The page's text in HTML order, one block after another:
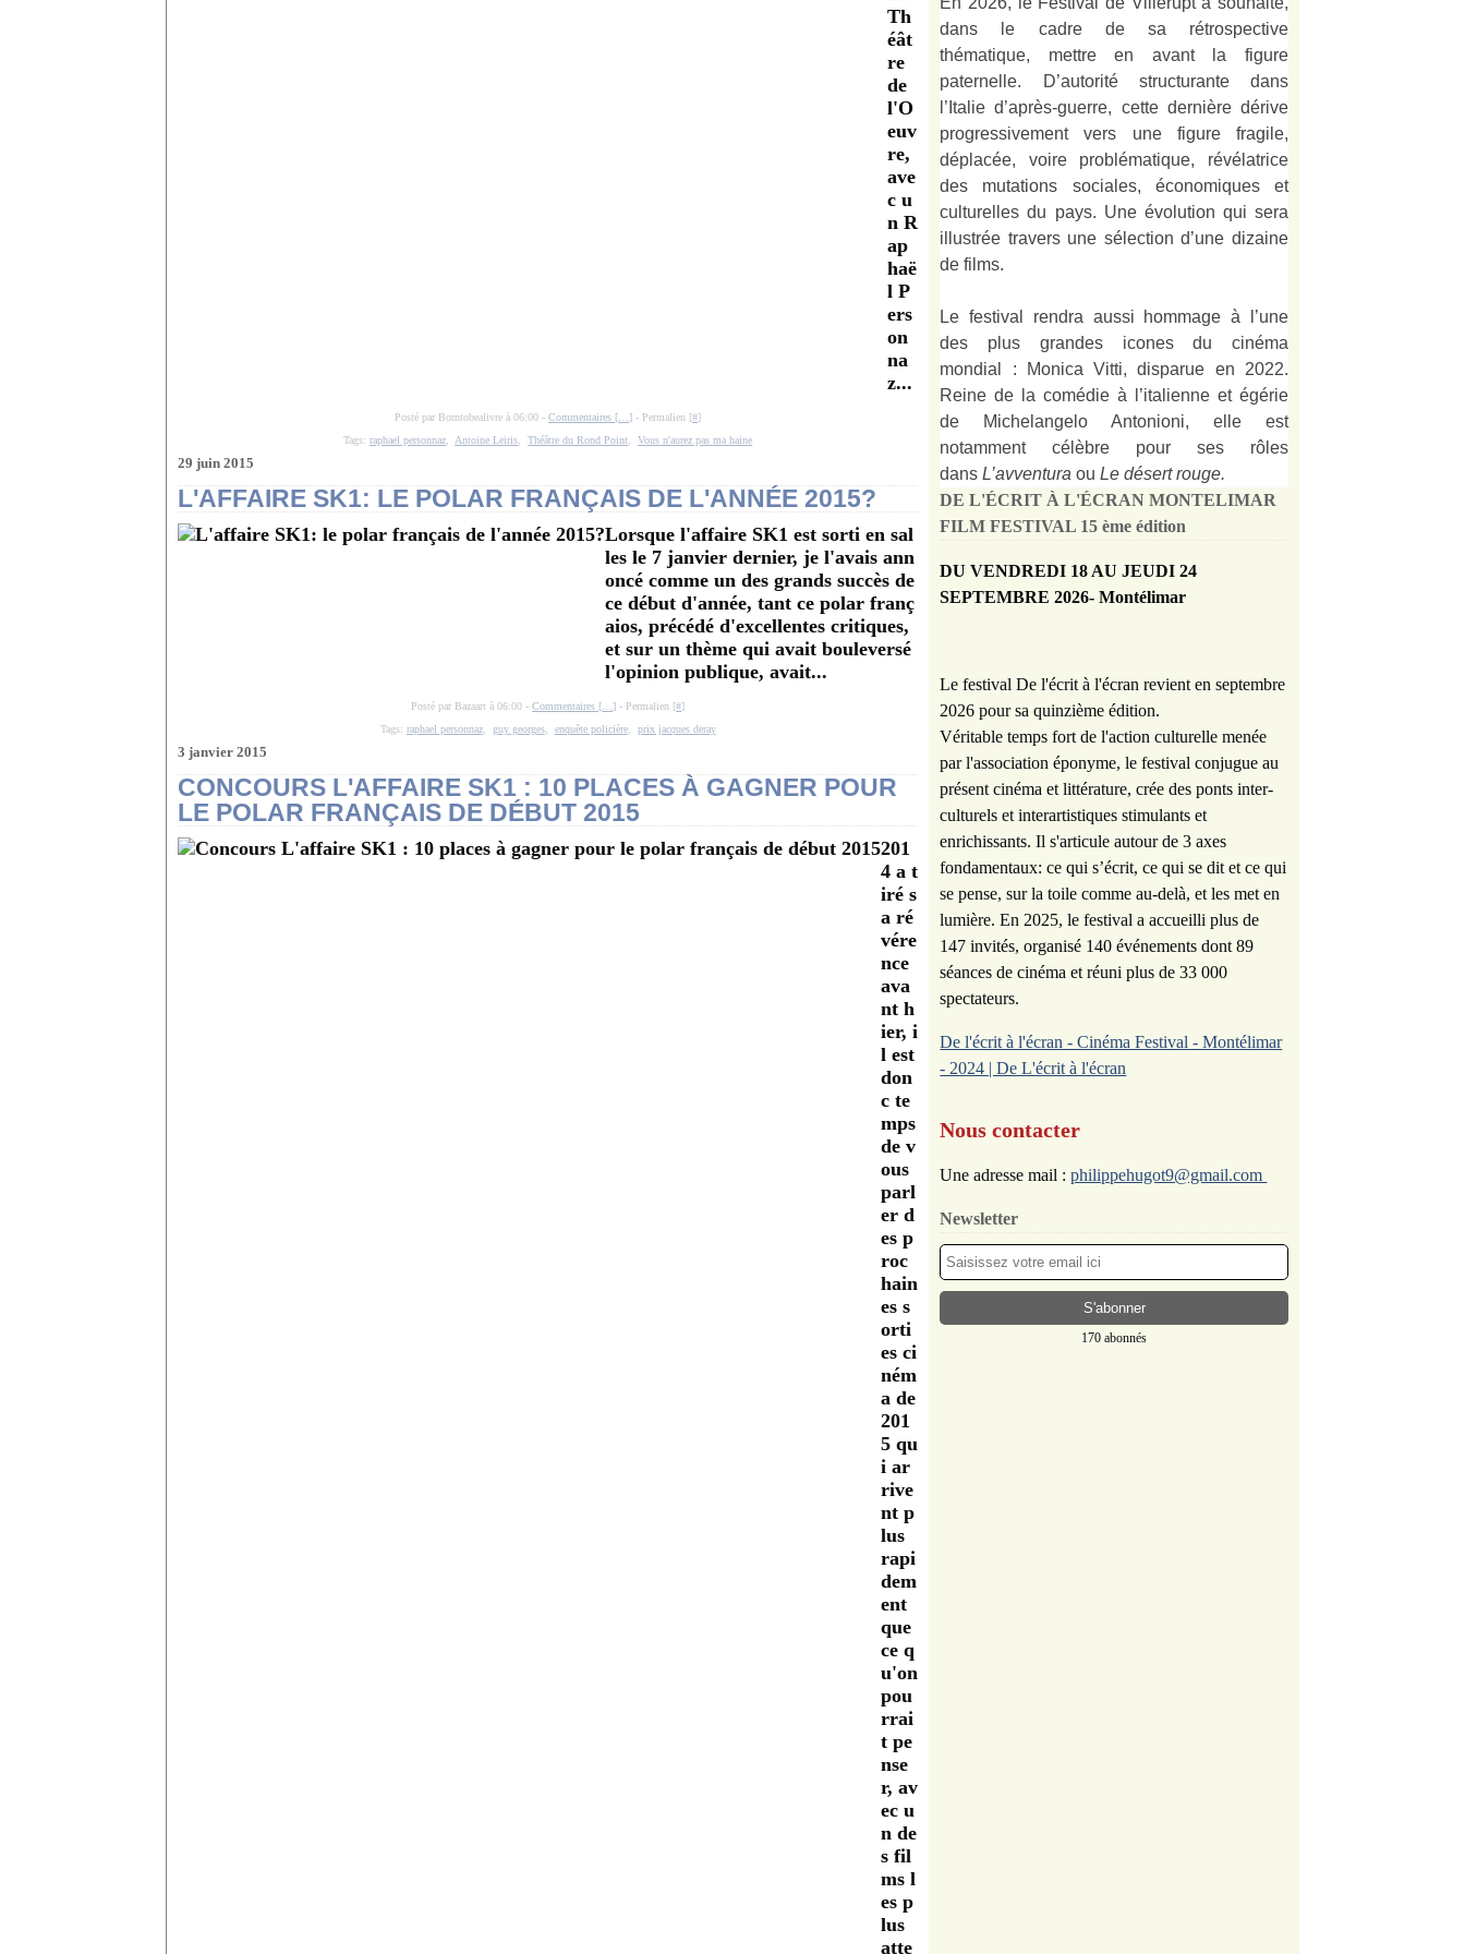
Th
éât
re
de
l'O
euv
re,
ave
c u
n R
ap
haë
l P
ers
on
na
z...
Posté par Borntobealivre à 06:00 -Commentaires [ …] - Permalien [#]
Tags:raphael personnaz Antoine Leiris ,Théâtre du Rond Point ,Vous n'aurez pas ma haine
29 juin 2015
L'AFFAIRE SK1: LE POLAR FRANÇAIS DE L'ANNÉE 2015?
Lorsque l'affaire SK1 est sorti en sal
les le 7 janvier dernier, je l'avais ann
oncé comme un des grands succès de
ce début d'année, tant ce polar franç
aios, précédé d'excellentes critiques,
et sur un thème qui avait bouleversé
l'opinion publique, avait...
Posté par Bazaart à 06:00 -Commentaires [ …] - Permalien [#]
Tags: raphael personnaz, guy georges, enquête policière, prix jacques deray
3 janvier 2015
CONCOURS L'AFFAIRE SK1 : 10 PLACES À GAGNER POUR
LE POLAR FRANÇAIS DE DÉBUT 2015
201
4 a t
iré s
a ré
vére
nce
ava
nt h
ier, i
l est
don
c te
mps
de v
ous
parl
er d
es p
roc
hain
es s
orti
es ci
ném
a de
201
5 qu
i ar
rive
nt p
lus
rapi
dem
ent
que
ce q
u'on
pou
rrai
t pe
nse
r, av
ec u
n de
s fil
ms l
es p
lus
atte
dans le cadre de sa rétrospective
thématique, mettre en avant la figure
paternelle. D’autorité structurante dans
l’Italie d’après-guerre, cette dernière dérive
progressivement vers une figure fragile,
déplacée, voire problématique, révélatrice
des mutations sociales, économiques et
culturelles du pays. Une évolution qui sera
illustrée travers une sélection d’une dizaine
de films.
Le festival rendra aussi hommage à l’une
des plus grandes icones du cinéma
mondial : Monica Vitti, disparue en 2022.
Reine de la comédie à l’italienne et égérie
de Michelangelo Antonioni, elle est
notamment célèbre pour ses rôles
dans L’avventura ou Le désert rouge.
DE L'ÉCRIT À L'ÉCRAN MONTELIMAR
FILM FESTIVAL 15 ème édition
DU VENDREDI 18 AU JEUDI 24
SEPTEMBRE 2026- Montélimar
Le festival De l'écrit à l'écran revient en septembre
2026 pour sa quinzième édition.
Véritable temps fort de l'action culturelle menée
par l'association éponyme, le festival conjugue au
présent cinéma et littérature, crée des ponts inter-
culturels et interartistiques stimulants et
enrichissants. Il s'articule autour de 3 axes
fondamentaux: ce qui s’écrit, ce qui se dit et ce qui
se pense, sur la toile comme au-delà, et les met en
lumière. En 2025, le festival a accueilli plus de
147 invités, organisé 140 événements dont 89
séances de cinéma et réuni plus de 33 000
spectateurs.
De l'écrit à l'écran - Cinéma Festival - Montélimar
- 2024 | De L'écrit à l'écran
Nous contacter
Une adresse mail :philippehugot9@gmail.com
Newsletter
170 abonnés